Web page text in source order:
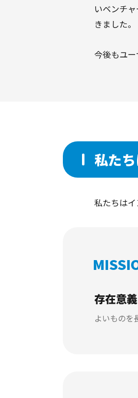
いベンチ
きました。
今後もユ
私た
私たちはイ
存在意義
よいものを